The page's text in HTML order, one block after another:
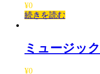
¥0
続きを読む
ミュージッ
¥0